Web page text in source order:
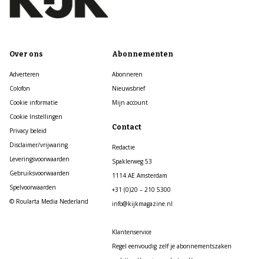
Over ons
Adverteren
Colofon
Cookie informatie
Cookie Instellingen
Privacy beleid
Disclaimer/vrijwaring
Leveringsvoorwaarden
Gebruiksvoorwaarden
Spelvoorwaarden
© Roularta Media Nederland
Abonnementen
Abonneren
Nieuwsbrief
Mijn account
Contact
Redactie
Spaklerweg 53
1114 AE Amsterdam
+31 (0)20 – 210 5300
info@kijkmagazine.nl
Klantenservice
Regel eenvoudig zelf je abonnementszaken